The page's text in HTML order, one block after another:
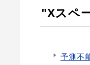
"Xスペ
予測不